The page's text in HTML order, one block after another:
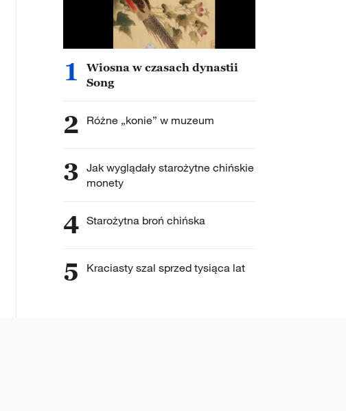
1
Wiosna w czasach dynastii
Song
2 Różne „konie” w muzeum
3 Jak wyglądały starożytne chińskie
monety
4 Starożytna broń chińska
5 Kraciasty szal sprzed tysiąca lat